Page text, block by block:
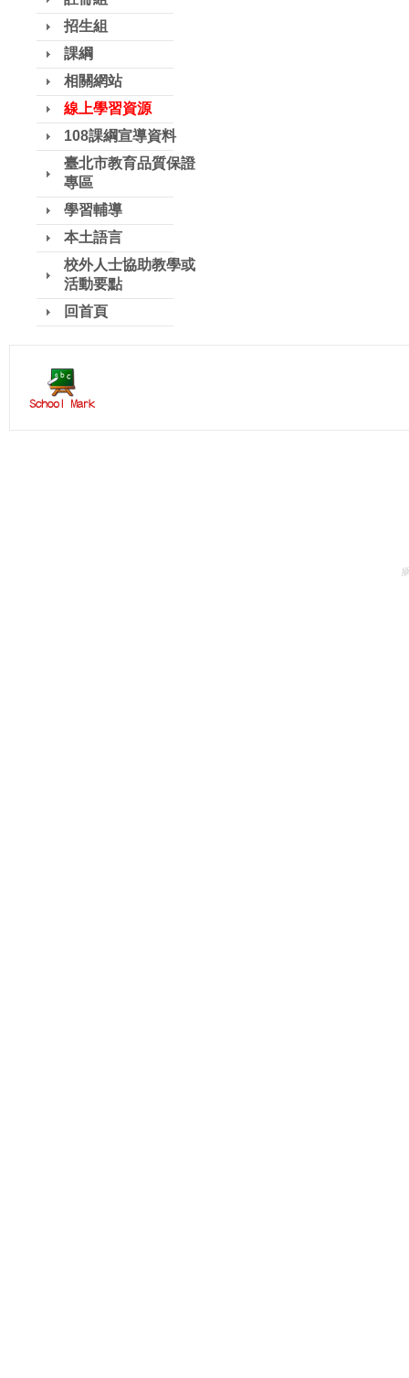
招生組
課綱
相關網站
線上學習資源
108課綱宣導資料
臺北市教育品質保證
專區
學習輔導
本土語言
校外人士協助教學或
活動要點
回首頁